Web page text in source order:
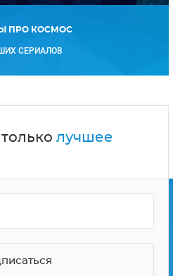
ПРО КОСМОС
СЕРИАЛОВ
лучшее